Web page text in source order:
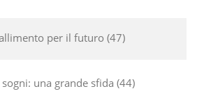
per il futuro 47
una grande sfida 44